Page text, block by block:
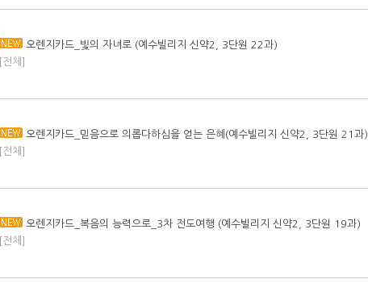
오렌지카드_빛의 자녀로 (예수빌리지 신약2, 3단원 22과)
[전체]
오렌지카드_믿음으로 의롭다하심을 얻는 은혜(예수빌리지 신약2, 3단원 21과)
[전체]
오렌지카드_복음의 능력으로_3차 전도여행 (예수빌리지 신약2, 3단원 19과)
[전체]